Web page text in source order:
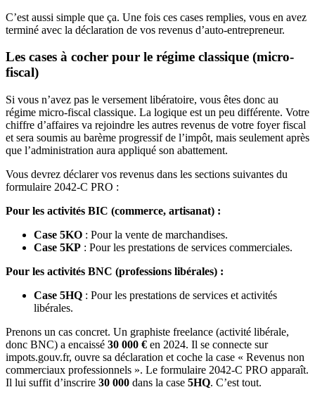
C’est aussi simple que ça. Une fois ces cases remplies, vous en avez
terminé avec la déclaration de vos revenus d’auto-entrepreneur.
Les cases à cocher pour le régime classique (micro-
fiscal)
Si vous n’avez pas le versement libératoire, vous êtes donc au
régime micro-fiscal classique. La logique est un peu différente. Votre
chiffre d’affaires va rejoindre les autres revenus de votre foyer fiscal
et sera soumis au barème progressif de l’impôt, mais seulement après
que l’administration aura appliqué son abattement.
Vous devrez déclarer vos revenus dans les sections suivantes du
formulaire 2042-C PRO :
Pour les activités BIC (commerce, artisanat) :
Case 5KO : Pour la vente de marchandises.
Case 5KP : Pour les prestations de services commerciales.
Pour les activités BNC (professions libérales) :
Case 5HQ : Pour les prestations de services et activités
libérales.
Prenons un cas concret. Un graphiste freelance (activité libérale,
donc BNC) a encaissé 30 000 € en 2024. Il se connecte sur
impots.gouv.fr, ouvre sa déclaration et coche la case « Revenus non
commerciaux professionnels ». Le formulaire 2042-C PRO apparaît.
Il lui suffit d’inscrire 30 000 dans la case 5HQ. C’est tout.